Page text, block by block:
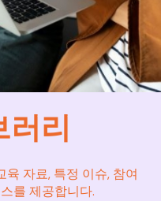
리
자료, 특정 이슈, 참여
를 제공합니다.